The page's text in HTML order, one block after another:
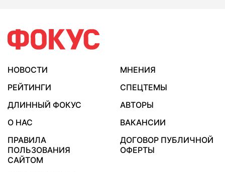
НОВОСТИ
МНЕНИЯ
РЕЙТИНГИ
СПЕЦТЕМЫ
ДЛИННЫЙ ФОКУС
АВТОРЫ
О НАС
ВАКАНСИИ
ПРАВИЛА
ПОЛЬЗОВАНИЯ
САЙТОМ
ДОГОВОР ПУБЛИЧНОЙ
ОФЕРТЫ